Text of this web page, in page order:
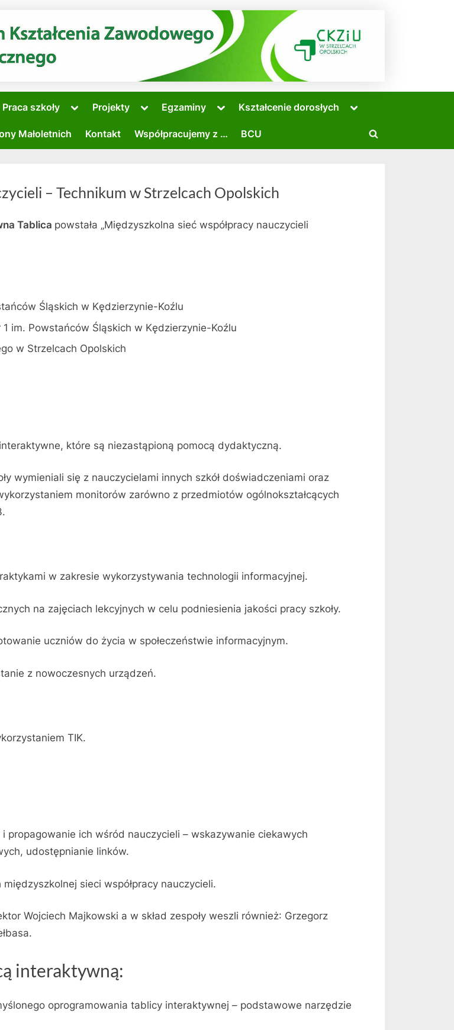
sub-
menu
Praca szkoły
Toggle
Toggle
Projekty
Toggle
Toggle
menu
Egzaminy
ToggleKształcenie dorosłych
Toggle
Małoletnich Kontakt Współpracujemy z … BCU
Toggle
– Technikum w Strzelcach Opolskich
Tablica powstała „Międzyszkolna sieć współpracy nauczycieli
Śląskich w Kędzierzynie-Koźlu
1 im. Powstańców Śląskich w Kędzierzynie-Koźlu
w Strzelcach Opolskich
które są niezastąpioną pomocą dydaktyczną.
wymieniali się z nauczycielami innych szkół doświadczeniami oraz
monitorów zarówno z przedmiotów ogólnokształcących
w zakresie wykorzystywania technologii informacyjnej.
na zajęciach lekcyjnych w celu podniesienia jakości pracy szkoły.
uczniów do życia w społeczeństwie informacyjnym.
z nowoczesnych urządzeń.
TIK.
propagowanie ich wśród nauczycieli – wskazywanie ciekawych
udostępnianie linków.
sieci współpracy nauczycieli.
Wojciech Majkowski a w skład zespoły weszli również: Grzegorz
interaktywną:
oprogramowania tablicy interaktywnej – podstawowe narzędzie